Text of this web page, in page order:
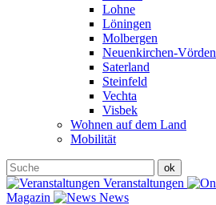
Lohne
Löningen
Molbergen
Neuenkirchen-Vörden
Saterland
Steinfeld
Vechta
Visbek
Wohnen auf dem Land
Mobilität
Veranstaltungen
Magazin
News